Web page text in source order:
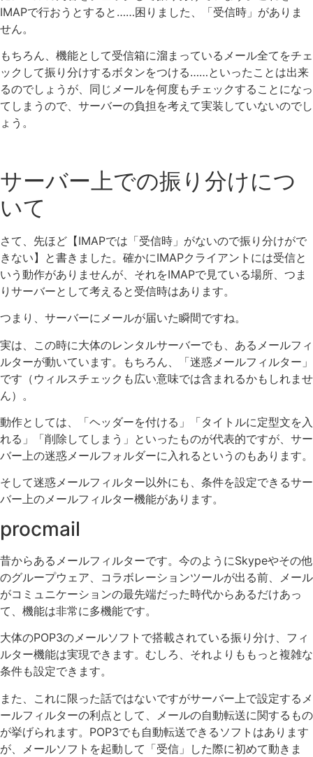
IMAPで行おうとすると……困りました、「受信時」がありま
せん。
もちろん、機能として受信箱に溜まっているメール全てをチェ
ックして振り分けするボタンをつける……といったことは出来
るのでしょうが、同じメールを何度もチェックすることになっ
てしまうので、サーバーの負担を考えて実装していないのでし
ょう。
サーバー上での振り分けにつ
いて
さて、先ほど【IMAPでは「受信時」がないので振り分けがで
きない】と書きました。確かにIMAPクライアントには受信と
いう動作がありませんが、それをIMAPで見ている場所、つま
りサーバーとして考えると受信時はあります。
つまり、サーバーにメールが届いた瞬間ですね。
実は、この時に大体のレンタルサーバーでも、あるメールフィ
ルターが動いています。もちろん、「迷惑メールフィルター」
です（ウィルスチェックも広い意味では含まれるかもしれませ
ん）。
動作としては、「ヘッダーを付ける」「タイトルに定型文を入
れる」「削除してしまう」といったものが代表的ですが、サー
バー上の迷惑メールフォルダーに入れるというのもあります。
そして迷惑メールフィルター以外にも、条件を設定できるサー
バー上のメールフィルター機能があります。
procmail
昔からあるメールフィルターです。今のようにSkypeやその他
のグループウェア、コラボレーションツールが出る前、メール
がコミュニケーションの最先端だった時代からあるだけあっ
て、機能は非常に多機能です。
大体のPOP3のメールソフトで搭載されている振り分け、フィ
ルター機能は実現できます。むしろ、それよりももっと複雑な
条件も設定できます。
また、これに限った話ではないですがサーバー上で設定するメ
ールフィルターの利点として、メールの自動転送に関するもの
が挙げられます。POP3でも自動転送できるソフトはあります
が、メールソフトを起動して「受信」した際に初めて動きま